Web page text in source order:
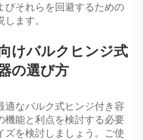
びそれらを回避するための
ます。
けバルクヒンジ式
の選び方
適なバルク式ヒンジ付き容
機能と利点を検討する必要
ズを検討しましょう。ご使